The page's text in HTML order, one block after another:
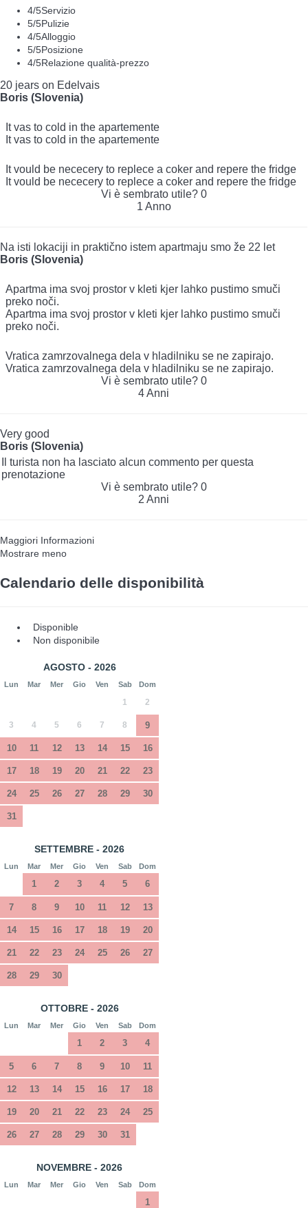
4/5Servizio
5/5Pulizie
4/5Alloggio
5/5Posizione
4/5Relazione qualità-prezzo
20 jears on Edelvais
Boris (Slovenia)
It vas to cold in the apartemente
It vas to cold in the apartemente
It vould be nececery to replece a coker and repere the fridge
It vould be nececery to replece a coker and repere the fridge
Vi è sembrato utile? 0
1 Anno
Na isti lokaciji in praktično istem apartmaju smo že 22 let
Boris (Slovenia)
Apartma ima svoj prostor v kleti kjer lahko pustimo smuči
preko noči.
Apartma ima svoj prostor v kleti kjer lahko pustimo smuči
preko noči.
Vratica zamrzovalnega dela v hladilniku se ne zapirajo.
Vratica zamrzovalnega dela v hladilniku se ne zapirajo.
Vi è sembrato utile? 0
4 Anni
Very good
Boris (Slovenia)
Il turista non ha lasciato alcun commento per questa
prenotazione
Vi è sembrato utile? 0
2 Anni
Maggiori Informazioni
Mostrare meno
Calendario delle disponibilità
Disponible
Non disponibile
AGOSTO - 2026
Lun Mar Mer Gio Ven Sab Dom
1 2
3 4 5 6 7 8 9
10 11 12 13 14 15 16
17 18 19 20 21 22 23
24 25 26 27 28 29 30
31
SETTEMBRE - 2026
Lun Mar Mer Gio Ven Sab Dom
1 2 3 4 5 6
7 8 9 10 11 12 13
14 15 16 17 18 19 20
21 22 23 24 25 26 27
28 29 30
OTTOBRE - 2026
Lun Mar Mer Gio Ven Sab Dom
1 2 3 4
5 6 7 8 9 10 11
12 13 14 15 16 17 18
19 20 21 22 23 24 25
26 27 28 29 30 31
NOVEMBRE - 2026
Lun Mar Mer Gio Ven Sab Dom
1